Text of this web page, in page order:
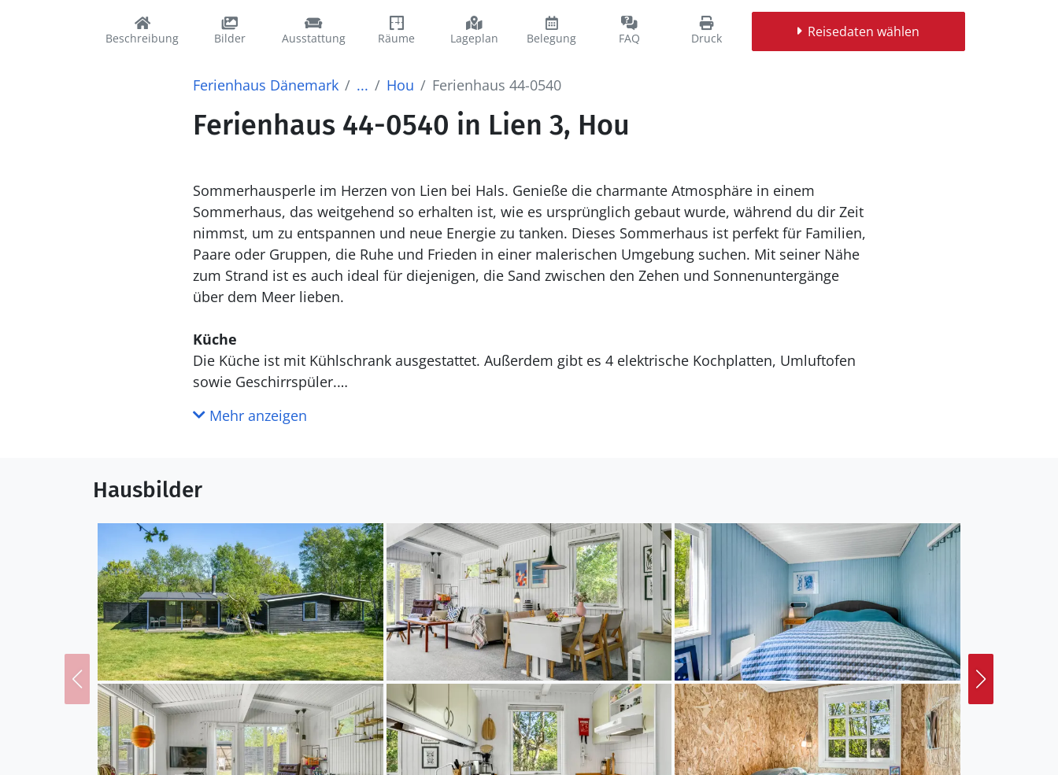
Beschreibung Bilder Ausstattung Räume Lageplan Belegung FAQ Druck Reisedaten wählen
Ferienhaus Dänemark ... Hou Ferienhaus 44-0540
Ferienhaus 44-0540 in Lien 3, Hou
Sommerhausperle im Herzen von Lien bei Hals. Genieße die charmante Atmosphäre in einem
Sommerhaus, das weitgehend so erhalten ist, wie es ursprünglich gebaut wurde, während du dir Zeit
nimmst, um zu entspannen und neue Energie zu tanken. Dieses Sommerhaus ist perfekt für Familien,
Paare oder Gruppen, die Ruhe und Frieden in einer malerischen Umgebung suchen. Mit seiner Nähe
zum Strand ist es auch ideal für diejenigen, die Sand zwischen den Zehen und Sonnenuntergänge
über dem Meer lieben.
Küche
Die Küche ist mit Kühlschrank ausgestattet. Außerdem gibt es 4 elektrische Kochplatten, Umluftofen
sowie Geschirrspüler.
WC und Bad
Draußen
beträgt 340 m. Die Entfernung zum Fjord beträgt 6880 m. Die nächste Einkaufsmöglichkeit liegt 990 m
entfernt. In einem Abstand von 6200 m gibt es einen Golfplatz. Außerdem gibt es 15 m² überdachte
Terrasse. Es steht ein offenes Terrassenareal zur Verfügung. Schaukel. Es steht ein Grill zur
Verfügung. Parkplatz auf dem Grundstück.
Einrichtung
Das Ferienhaus eignet sich für 6 Personen. 2 der Schlafplätze eignen sich jedoch nur für größere
Kinder (4-11 Jahre). Die Ferienunterkunft hat eine Wohnfläche von 78 m² und wurde 1966 gebaut.
1985 wurde die Ferienunterkunft renoviert. Es ist erlaubt 1 Haustier mitzubringen. Die
Ferienunterkunft ist mit Waschmaschine ausgestattet. Es gibt außerdem einen Kaminofen.
Schlafverhältnisse
Mehr anzeigen
Hausbilder